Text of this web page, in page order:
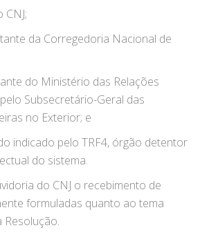
da Corregedoria Nacional de
do Ministério das Relações
Subsecretário-Geral das
no Exterior; e
indicado pelo TRF4, órgão detentor
do sistema.
do CNJ o recebimento de
formuladas quanto ao tema
Resolução.